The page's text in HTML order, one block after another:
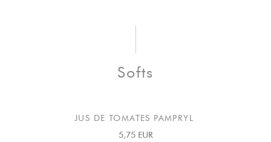
Softs
JUS DE TOMATES PAMPRYL
5,75 EUR